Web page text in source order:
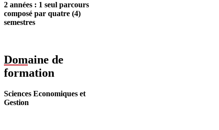
2 années : 1 seul parcours
composé par quatre (4)
semestres
Domaine de
formation
Sciences Economiques et
Gestion